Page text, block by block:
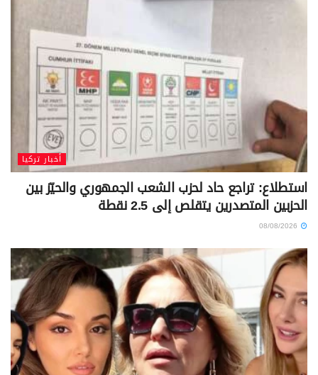
أخبار تركيا
استطلاع: تراجع حاد لحزب الشعب الجمهوري والحيّز بين
الحزبين المتصدرين يتقلص إلى 2.5 نقطة